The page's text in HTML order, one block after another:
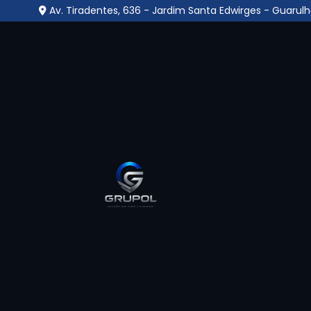
Av. Tiradentes, 636 - Jardim Santa Edwirges -
Guarulhos
Informações»Empresa Que Instala Câmera
vigilância eletrônica, oferecendo suporte
tipo de empresa assegura que as